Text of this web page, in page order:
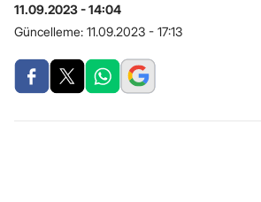
11.09.2023 - 14:04
Güncelleme: 11.09.2023 - 17:13